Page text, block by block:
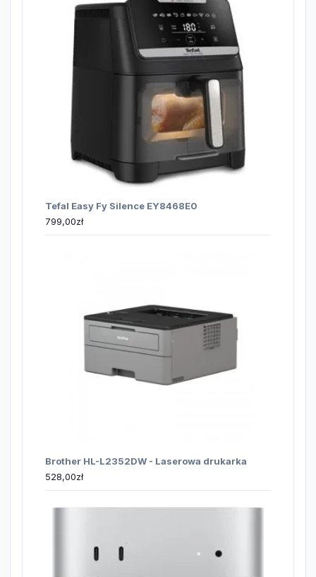
Tefal Easy Fy Silence EY8468E0
799,00zł
Brother HL-L2352DW - Laserowa drukarka
528,00zł